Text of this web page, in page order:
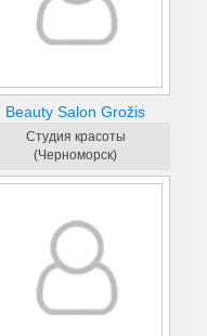
Beauty Salon Grožis
Студия красоты
(Черноморск)